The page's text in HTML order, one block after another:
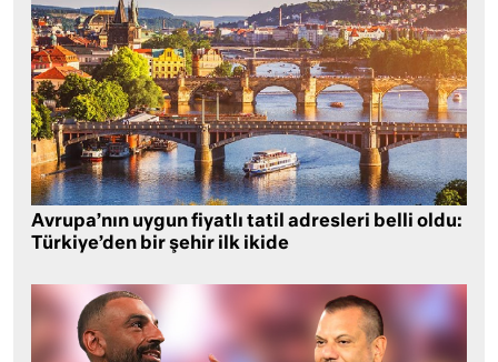
Avrupa’nın uygun fiyatlı tatil adresleri belli oldu:
Türkiye’den bir şehir ilk ikide